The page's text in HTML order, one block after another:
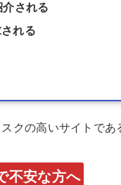
される
れる
クの高いサイトであ
不安な方へ